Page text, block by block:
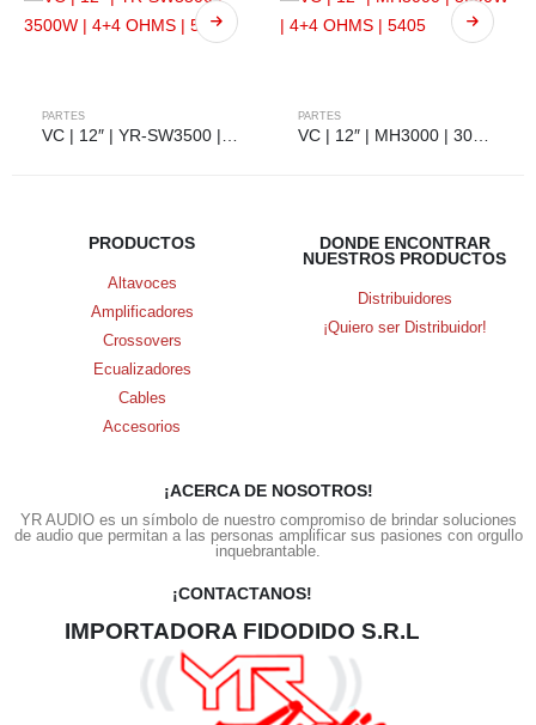
PARTES
VC | 12″ | YR-SW3500 | 3500W | 4+4 OHMS | 5531
PARTES
VC | 12″ | MH3000 | 3000W | 4+4 OHMS | 5405
PRODUCTOS
Altavoces
Amplificadores
Crossovers
Ecualizadores
Cables
Accesorios
DONDE ENCONTRAR
NUESTROS PRODUCTOS
Distribuidores
¡Quiero ser Distribuidor!
¡ACERCA DE NOSOTROS!
YR AUDIO es un símbolo de nuestro compromiso de brindar soluciones
de audio que permitan a las personas amplificar sus pasiones con orgullo
inquebrantable.
¡CONTACTANOS!
IMPORTADORA FIDODIDO S.R.L